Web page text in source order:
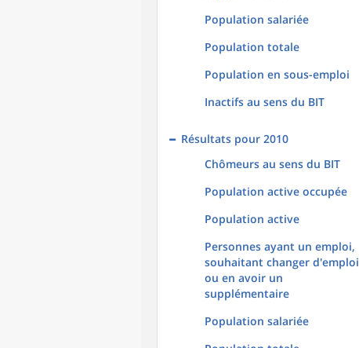
Population salariée
Population totale
Population en sous-emploi
Inactifs au sens du BIT
Résultats pour 2010
Chômeurs au sens du BIT
Population active occupée
Population active
Personnes ayant un emploi,
souhaitant changer d'emploi
ou en avoir un
supplémentaire
Population salariée